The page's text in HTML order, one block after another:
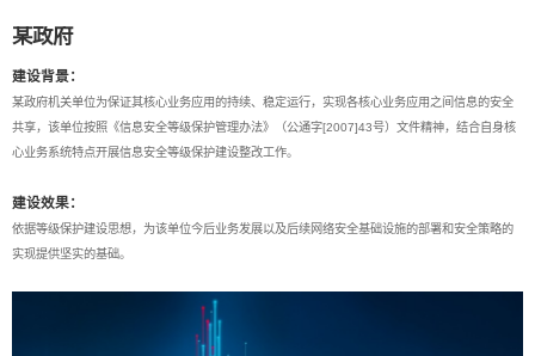
某政府
建设背景：
某政府机关单位为保证其核心业务应用的持续、稳定运行，实现各核心业务应用之间信息的安全
共享，该单位按照《信息安全等级保护管理办法》（公通字[2007]43号）文件精神，结合自身核
心业务系统特点开展信息安全等级保护建设整改工作。
建设效果：
依据等级保护建设思想，为该单位今后业务发展以及后续网络安全基础设施的部署和安全策略的
实现提供坚实的基础。